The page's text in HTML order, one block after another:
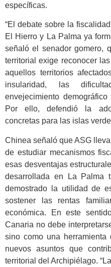
específicas.
“El debate sobre la
El Hierro y La Palma ya
señaló el senador gomero,
territorial exige reconocer
aquellos territorios
insularidad, las
envejecimiento
Por ello, defendió la
concretas para las islas
Chinea señaló que ASG
de estudiar mecanismos
esas desventajas
desarrollada en La Palma
demostrado la utilidad de
sostener las rentas
económica. En este
Canaria no debe
sino como una herramienta
nuevos asuntos que
territorial del Archipiélago.